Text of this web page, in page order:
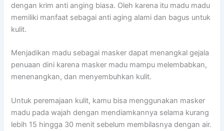
dengan krim anti anging biasa. Oleh karena itu madu madu
memiliki manfaat sebagai anti aging alami dan bagus untuk
kulit.
Menjadikan madu sebagai masker dapat menangkal gejala
penuaan dini karena masker madu mampu melembabkan,
menenangkan, dan menyembuhkan kulit.
Untuk peremajaan kulit, kamu bisa menggunakan masker
madu pada wajah dengan mendiamkannya selama kurang
lebih 15 hingga 30 menit sebelum membilasnya dengan air.